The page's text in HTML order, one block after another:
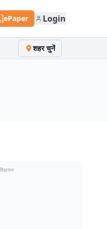
ePaper Login
शहर चुनें
विज्ञापन